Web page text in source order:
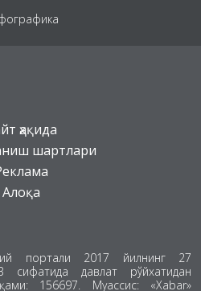
ҳақида
шартлари
Алоқа
портали 2017 йилнинг 27
сифатида давлат рўйхатидан
156697. Муассис: «Xabar»